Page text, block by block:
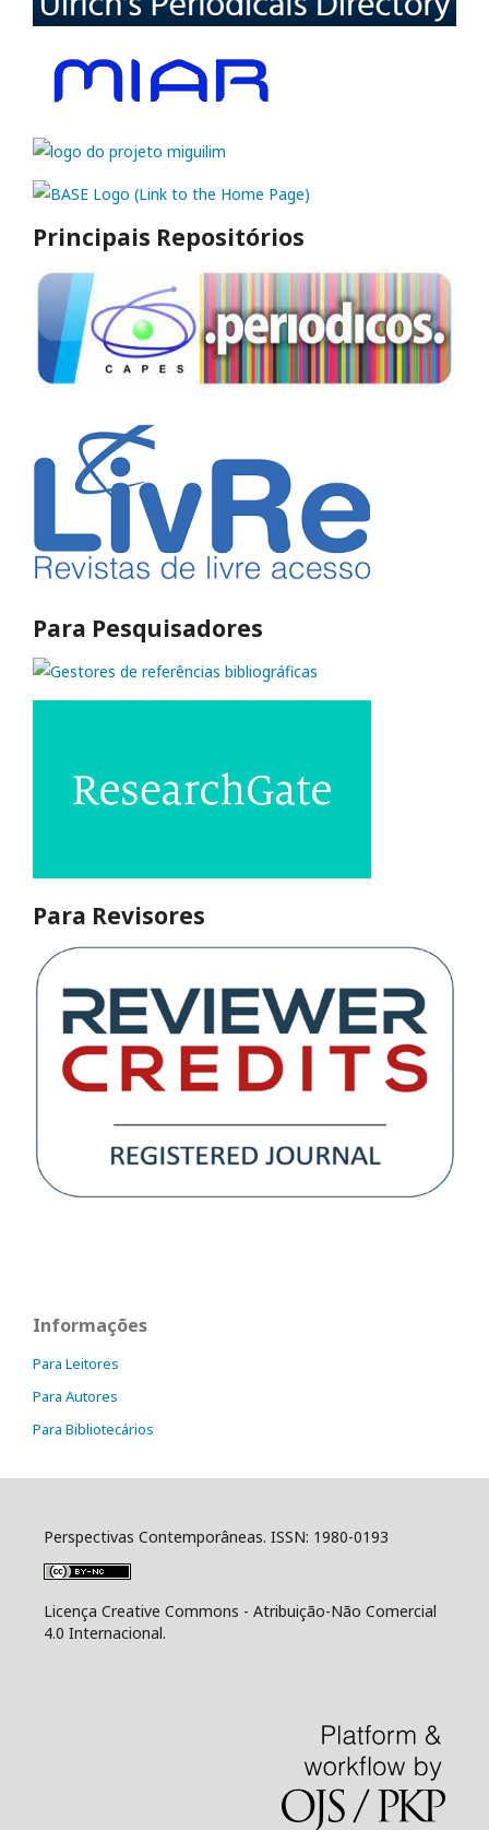
Principais Repositórios
Para Pesquisadores
Para Revisores
Informações
Para Leitores
Para Autores
Para Bibliotecários
Perspectivas Contemporâneas. ISSN: 1980-0193
Licença Creative Commons - Atribuição-Não Comercial
4.0 Internacional.